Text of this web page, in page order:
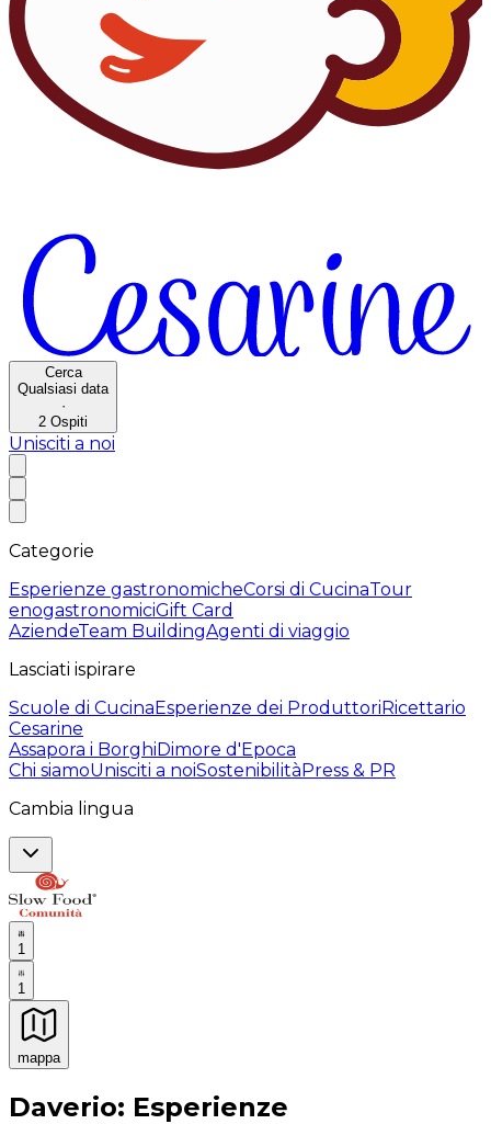
Cerca
Qualsiasi data
·
2 Ospiti
Unisciti a noi
Categorie
Esperienze gastronomicheCorsi di CucinaTour
enogastronomiciGift Card
AziendeTeam BuildingAgenti di viaggio
Lasciati ispirare
Scuole di CucinaEsperienze dei ProduttoriRicettario
Cesarine
Assapora i BorghiDimore d'Epoca
Chi siamoUnisciti a noiSostenibilitàPress & PR
Cambia lingua
1
1
mappa
Esperienze culinarie indimenticabili: Esperienze
Daverio: Esperienze